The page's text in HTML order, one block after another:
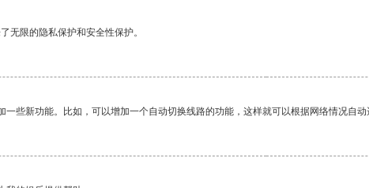
无限的隐私保护和安全性保护。
些新功能。比如，可以增加一个自动切换线路的功能，这样就可以根据网络情况自动